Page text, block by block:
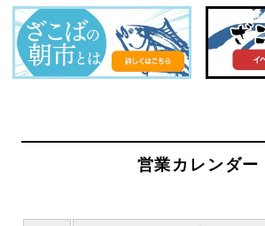
営業カレンダー